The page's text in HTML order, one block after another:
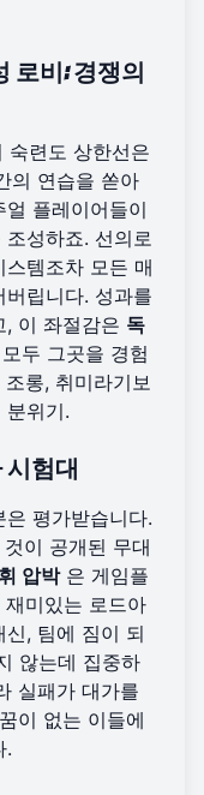
로비: 경쟁의
숙련도 상한선은
의 연습을 쏟아
플레이어들이
성하죠. 선의로
템조차 모든 매
립니다. 성과를
, 이 좌절감은 독
두 그곳을 경험
롱, 취미라기보
분위기.
험대
평가받습니다.
이 공개된 무대
압박은 게임플
미있는 로드아
, 팀에 짐이 되
않는데 집중하
실패가 대가를
이 없는 이들에
.